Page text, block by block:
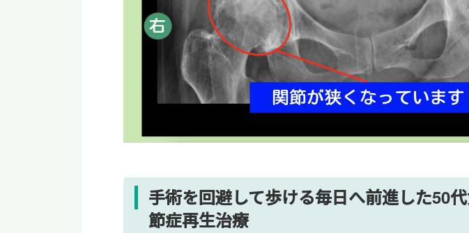
手術を回避して歩ける毎日へ前進した50
節症再生治療